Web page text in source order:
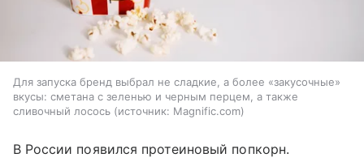
Для запуска бренд выбрал не сладкие, а более «закусочные»
вкусы: сметана с зеленью и черным перцем, а также
сливочный лосось
источник: Magnific.com
В России появился протеиновый попкорн.